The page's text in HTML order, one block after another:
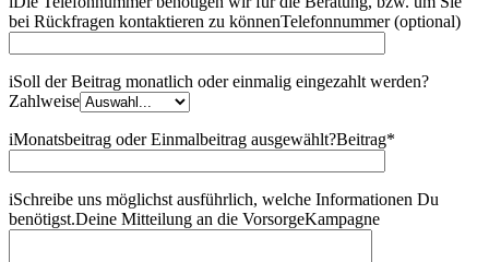
bei Rückfragen kontaktieren zu könnenTelefonnummer (optional)
iSoll der Beitrag monatlich oder einmalig eingezahlt werden?
Zahlweise
iMonatsbeitrag oder Einmalbeitrag ausgewählt?Beitrag*
iSchreibe uns möglichst ausführlich, welche Informationen Du
benötigst.Deine Mitteilung an die VorsorgeKampagne